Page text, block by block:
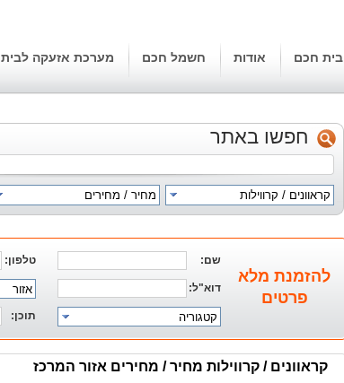
בית חכם אודות חשמל חכם מערכת אזעקה לבית
חפשו באתר
קראוונים / קרווילות מחיר / מחירים
להזמנת מלא
פרטים
שם: טלפון:
דוא"ל: אזור
קטגוריה תוכן:
קראוונים / קרווילות מחיר / מחירים אזור המרכז